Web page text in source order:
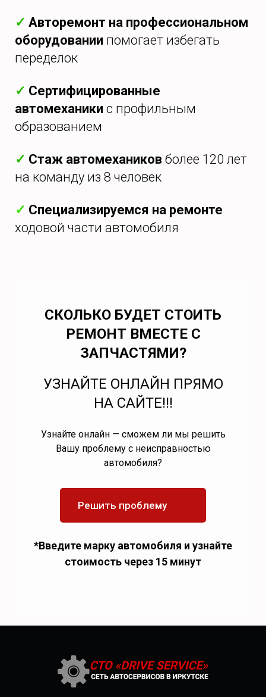
✓ Авторемонт на профессиональном
оборудовании помогает избегать
переделок
✓ Сертифицированные
автомеханики с профильным
образованием
✓ Стаж автомехаников более 120 лет
на команду из 8 человек
✓ Специализируемся на ремонте
ходовой части автомобиля
СКОЛЬКО БУДЕТ СТОИТЬ
РЕМОНТ ВМЕСТЕ С
ЗАПЧАСТЯМИ?
УЗНАЙТЕ ОНЛАЙН ПРЯМО
НА САЙТЕ!!!
Узнайте онлайн — сможем ли мы решить
Вашу проблему с неисправностью
автомобиля?
Решить проблему
*Введите марку автомобиля и узнайте
стоимость через 15 минут